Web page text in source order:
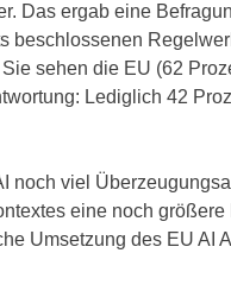
Das ergab eine
beschlossenen
sehen die EU (62
Lediglich 42
noch viel
eine noch
Umsetzung des EU AI